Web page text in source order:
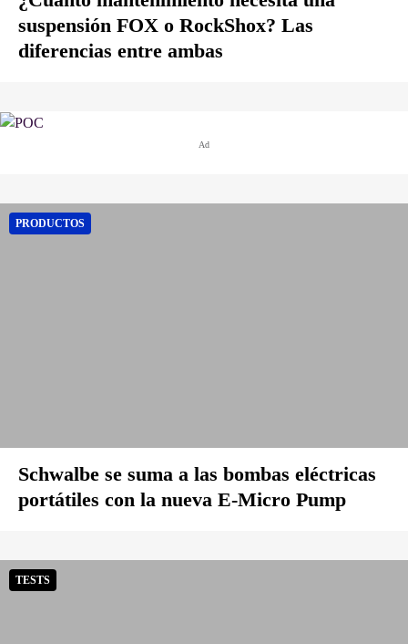
suspensión FOX o RockShox? Las
diferencias entre ambas
Ad
PRODUCTOS
Schwalbe se suma a las bombas eléctricas
portátiles con la nueva E-Micro Pump
TESTS